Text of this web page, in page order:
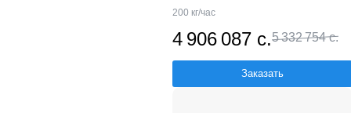
200 кг/час
4 906 087 с.5 332 754 с.
Заказать